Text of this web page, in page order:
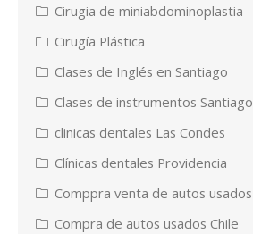
Cirugia de miniabdominoplastia
Cirugía Plástica
Clases de Inglés en Santiago
Clases de instrumentos Santiago
clinicas dentales Las Condes
Clínicas dentales Providencia
Comppra venta de autos usados
Compra de autos usados Chile